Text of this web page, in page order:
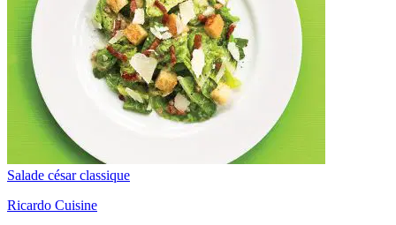
Salade césar classique
Ricardo Cuisine